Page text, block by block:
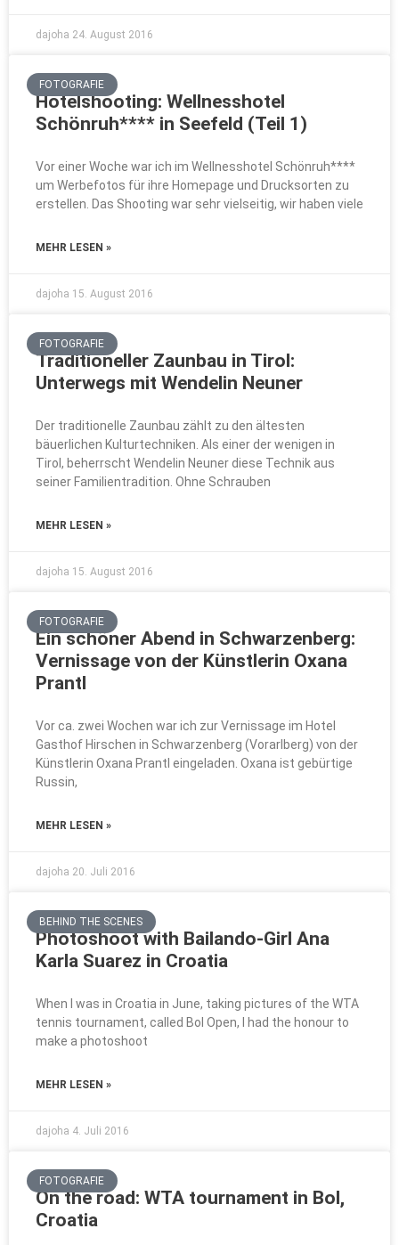
dajoha 24. August 2016
FOTOGRAFIE
Hotelshooting: Wellnesshotel
Schönruh**** in Seefeld (Teil 1)
Vor einer Woche war ich im Wellnesshotel Schönruh****
um Werbefotos für ihre Homepage und Drucksorten zu
erstellen. Das Shooting war sehr vielseitig, wir haben viele
MEHR LESEN »
dajoha 15. August 2016
FOTOGRAFIE
Traditioneller Zaunbau in Tirol:
Unterwegs mit Wendelin Neuner
Der traditionelle Zaunbau zählt zu den ältesten
bäuerlichen Kulturtechniken. Als einer der wenigen in
Tirol, beherrscht Wendelin Neuner diese Technik aus
seiner Familientradition. Ohne Schrauben
MEHR LESEN »
dajoha 15. August 2016
FOTOGRAFIE
Ein schöner Abend in Schwarzenberg:
Vernissage von der Künstlerin Oxana
Prantl
Vor ca. zwei Wochen war ich zur Vernissage im Hotel
Gasthof Hirschen in Schwarzenberg (Vorarlberg) von der
Künstlerin Oxana Prantl eingeladen. Oxana ist gebürtige
Russin,
MEHR LESEN »
dajoha 20. Juli 2016
BEHIND THE SCENES
Photoshoot with Bailando-Girl Ana
Karla Suarez in Croatia
When I was in Croatia in June, taking pictures of the WTA
tennis tournament, called Bol Open, I had the honour to
make a photoshoot
MEHR LESEN »
dajoha 4. Juli 2016
FOTOGRAFIE
On the road: WTA tournament in Bol,
Croatia